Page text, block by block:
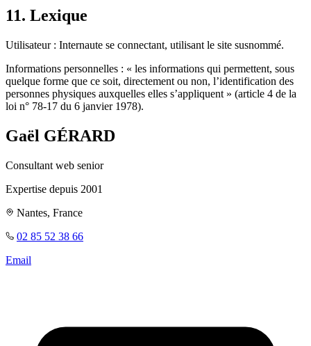
11. Lexique
Utilisateur : Internaute se connectant, utilisant le site susnommé.
Informations personnelles : « les informations qui permettent, sous
quelque forme que ce soit, directement ou non, l’identification des
personnes physiques auxquelles elles s’appliquent » (article 4 de la
loi n° 78-17 du 6 janvier 1978).
Gaël GÉRARD
Consultant web senior
Expertise depuis 2001
Nantes, France
02 85 52 38 66
Email